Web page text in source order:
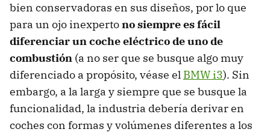
bien conservadoras en sus diseños, por lo que
para un ojo inexpertono siempre es fácil
diferenciar un coche eléctrico de uno de
combustión (a no ser que se busque algo muy
diferenciado a propósito, véase el BMW i3). Sin
embargo, a la larga y siempre que se busque la
funcionalidad, la industria debería derivar en
coches con formas y volúmenes diferentes a los